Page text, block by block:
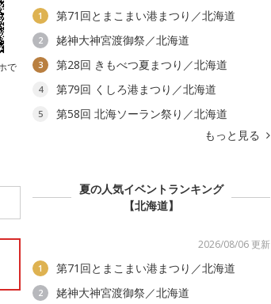
で
1 第71回とまこまい港まつり／北海道
2 姥神大神宮渡御祭／北海道
3 第28回 きもべつ夏まつり／北海道
4 第79回 くしろ港まつり／北海道
5
第58回 北海ソーラン祭り／北海道
もっと見る
夏の人気イベントランキング
【北海道】
2026/08/06 更新
1 第71回とまこまい港まつり／北海道
2 姥神大神宮渡御祭／北海道